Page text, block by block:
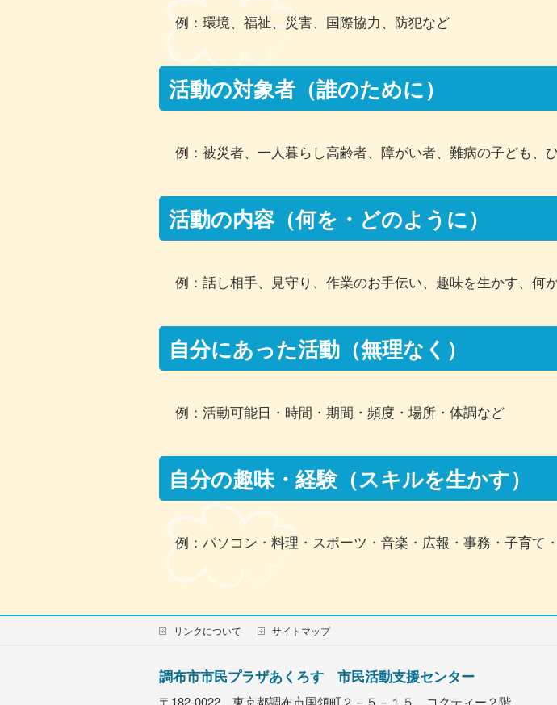
例：環境、福祉、災害、国際協力、防犯など
活動の対象者（誰のために）
例：被災者、一人暮らし高齢者、障がい者、難病の子ども、
活動の内容（何を・どのように）
例：話し相手、見守り、作業のお手伝い、趣味を生かす、何
自分にあった活動（無理なく）
例：活動可能日・時間・期間・頻度・場所・体調など
自分の趣味・経験（スキルを生かす）
例：パソコン・料理・スポーツ・音楽・広報・事務・子育て
リンクについて サイトマップ
調布市市民プラザあくろす 市民活動支援センター
〒182-0022 東京都調布市国領町２－５－１５ コクティー２階